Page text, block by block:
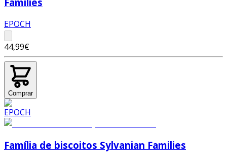
EPOCH
44,99€
Comprar
Família de biscoitos Sylvanian Families